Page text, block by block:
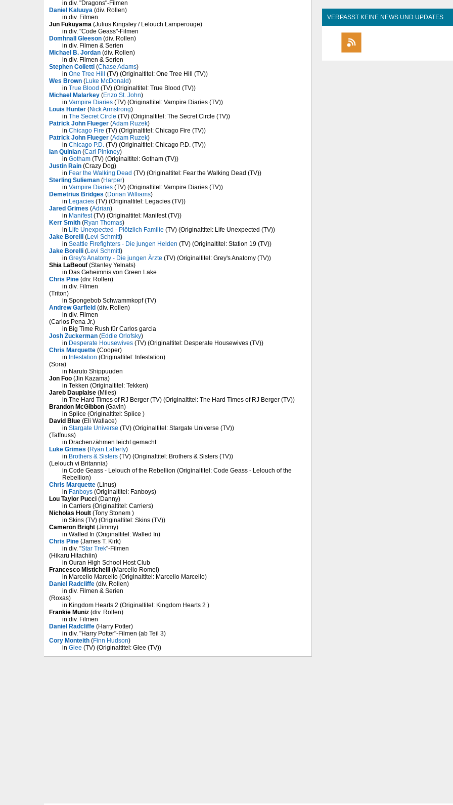
in div. "Dragons"-Filmen
Daniel Kaluuya (div. Rollen)
in div. Filmen
Jun Fukuyama (Julius Kingsley / Lelouch Lamperouge)
in div. "Code Geass"-Filmen
Domhnall Gleeson (div. Rollen)
in div. Filmen & Serien
Michael B. Jordan (div. Rollen)
in div. Filmen & Serien
Stephen Colletti (Chase Adams)
in One Tree Hill
(TV) (Originaltitel: One Tree Hill (TV))
Wes Brown (Luke McDonald)
in True Blood (TV) (Originaltitel: True Blood (TV))
Michael Malarkey (Enzo St. John)
in Vampire Diaries (TV) (Originaltitel: Vampire Diaries (TV))
Louis Hunter (Nick Armstrong)
in The Secret Circle (TV) (Originaltitel: The Secret Circle (TV))
Patrick John Flueger (Adam Ruzek)
in Chicago Fire (TV) (Originaltitel: Chicago Fire (TV))
Patrick John Flueger (Adam Ruzek)
in Chicago P.D. (TV) (Originaltitel: Chicago P.D. (TV))
Ian Quinlan (Carl Pinkney)
in Gotham (TV) (Originaltitel: Gotham (TV))
Justin Rain (Crazy Dog)
in Fear the Walking Dead (TV) (Originaltitel: Fear the Walking Dead (TV))
Sterling Sulieman (Harper)
in Vampire Diaries (TV) (Originaltitel: Vampire Diaries (TV))
Demetrius Bridges (Dorian Williams)
in Legacies (TV) (Originaltitel: Legacies (TV))
Jared Grimes (Adrian)
in Manifest(TV) (Originaltitel: Manifest (TV))
Kerr Smith (Ryan Thomas)
in Life Unexpected - Plötzlich Familie (TV) (Originaltitel: Life Unexpected (TV))
Jake Borelli (Levi Schmitt)
in Seattle Firefighters - Die jungen Helden (TV) (Originaltitel: Station 19 (TV))
Jake Borelli (Levi Schmitt)
in Grey's Anatomy - Die jungen Ärzte (TV) (Originaltitel: Grey's Anatomy (TV))
Shia LaBeouf (Stanley Yelnats)
in Das Geheimnis von Green Lake
Chris Pine (div. Rollen)
in div. Filmen
(Triton)
in Spongebob Schwammkopf (TV)
Andrew Garfield (div. Rollen)
in div. Filmen
(Carlos Pena Jr.)
in Big Time Rush für Carlos garcia
Josh Zuckerman (Eddie Orlofsky)
in Desperate Housewives (TV) (Originaltitel: Desperate Housewives (TV))
Chris Marquette (Cooper)
in Infestation (Originaltitel: Infestation)
(Sora)
in Naruto Shippuuden
Jon Foo (Jin Kazama)
in Tekken (Originaltitel: Tekken)
Jareb Dauplaise (Miles)
in The Hard Times of RJ Berger (TV) (Originaltitel: The Hard Times of RJ Berger (TV))
Brandon McGibbon (Gavin)
in Splice (Originaltitel: Splice )
David Blue (Eli Wallace)
in Stargate Universe (TV) (Originaltitel: Stargate Universe (TV))
(Taffnuss)
in Drachenzähmen leicht gemacht
Luke Grimes (Ryan Lafferty)
in Brothers & Sisters (TV) (Originaltitel: Brothers & Sisters (TV))
(Lelouch vi Britannia)
in Code Geass - Lelouch of the Rebellion (Originaltitel: Code Geass - Lelouch of the
Rebellion)
Chris Marquette (Linus)
in Fanboys (Originaltitel: Fanboys)
Lou Taylor Pucci (Danny)
in Carriers (Originaltitel: Carriers)
Nicholas Hoult (Tony Stonem )
in Skins (TV) (Originaltitel: Skins (TV))
Cameron Bright (Jimmy)
in Walled In (Originaltitel: Walled In)
Chris Pine (James T. Kirk)
in div. "Star Trek"-Filmen
(Hikaru Hitachiin)
in Ouran High School Host Club
Francesco Mistichelli (Marcello Romei)
in Marcello Marcello (Originaltitel: Marcello Marcello)
Daniel Radcliffe (div. Rollen)
in div. Filmen & Serien
(Roxas)
in Kingdom Hearts 2 (Originaltitel: Kingdom Hearts 2 )
Frankie Muniz (div. Rollen)
in div. Filmen
Daniel Radcliffe (Harry Potter)
in div. "Harry Potter"-Filmen (ab Teil 3)
Cory Monteith (Finn Hudson)
in Glee (TV) (Originaltitel: Glee (TV))
VERPASST KEINE NEWS UND UPDATES